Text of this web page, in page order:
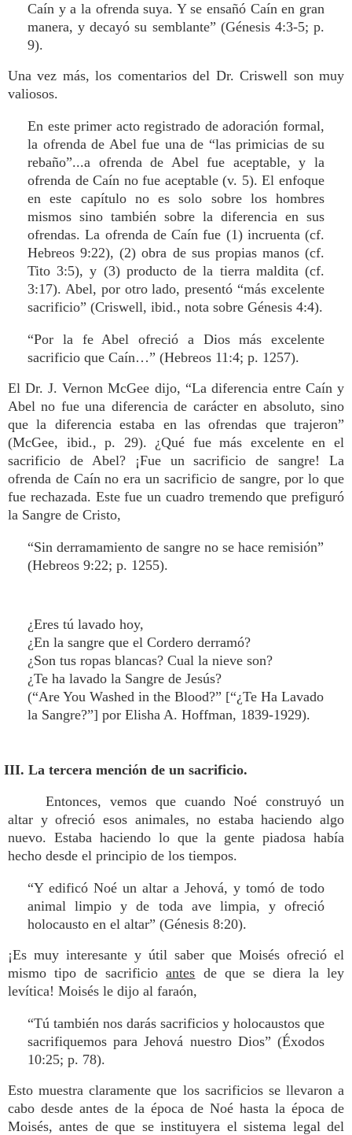
Caín y a la ofrenda suya. Y se ensañó Caín en gran
manera, y decayó su semblante” (Génesis 4:3-5; p.
9).
Una vez más, los comentarios del Dr. Criswell son muy
valiosos.
En este primer acto registrado de adoración formal,
la ofrenda de Abel fue una de “las primicias de su
rebaño”...a ofrenda de Abel fue aceptable, y la
ofrenda de Caín no fue aceptable (v. 5). El enfoque
en este capítulo no es solo sobre los hombres
mismos sino también sobre la diferencia en sus
ofrendas. La ofrenda de Caín fue (1) incruenta (cf.
Hebreos 9:22), (2) obra de sus propias manos (cf.
Tito 3:5), y (3) producto de la tierra maldita (cf.
3:17). Abel, por otro lado, presentó “más excelente
sacrificio” (Criswell, ibid., nota sobre Génesis 4:4).
“Por la fe Abel ofreció a Dios más excelente
sacrificio que Caín…” (Hebreos 11:4; p. 1257).
El Dr. J. Vernon McGee dijo, “La diferencia entre Caín y
Abel no fue una diferencia de carácter en absoluto, sino
que la diferencia estaba en las ofrendas que trajeron”
(McGee, ibid., p. 29). ¿Qué fue más excelente en el
sacrificio de Abel? ¡Fue un sacrificio de sangre! La
ofrenda de Caín no era un sacrificio de sangre, por lo que
fue rechazada. Este fue un cuadro tremendo que prefiguró
la Sangre de Cristo,
“Sin derramamiento de sangre no se hace remisión”
(Hebreos 9:22; p. 1255).
¿Eres tú lavado hoy,
¿En la sangre que el Cordero derramó?
¿Son tus ropas blancas? Cual la nieve son?
¿Te ha lavado la Sangre de Jesús?
(“Are You Washed in the Blood?” [“¿Te Ha Lavado
la Sangre?”] por Elisha A. Hoffman, 1839-1929).
III. La tercera mención de un sacrificio.
Entonces, vemos que cuando Noé construyó un
altar y ofreció esos animales, no estaba haciendo algo
nuevo. Estaba haciendo lo que la gente piadosa había
hecho desde el principio de los tiempos.
“Y edificó Noé un altar a Jehová, y tomó de todo
animal limpio y de toda ave limpia, y ofreció
holocausto en el altar” (Génesis 8:20).
¡Es muy interesante y útil saber que Moisés ofreció el
mismo tipo de sacrificioantes de que se diera la ley
levítica! Moisés le dijo al faraón,
“Tú también nos darás sacrificios y holocaustos que
sacrifiquemos para Jehová nuestro Dios” (Éxodos
10:25; p. 78).
Esto muestra claramente que los sacrificios se llevaron a
cabo desde antes de la época de Noé hasta la época de
Moisés, antes de que se instituyera el sistema legal del